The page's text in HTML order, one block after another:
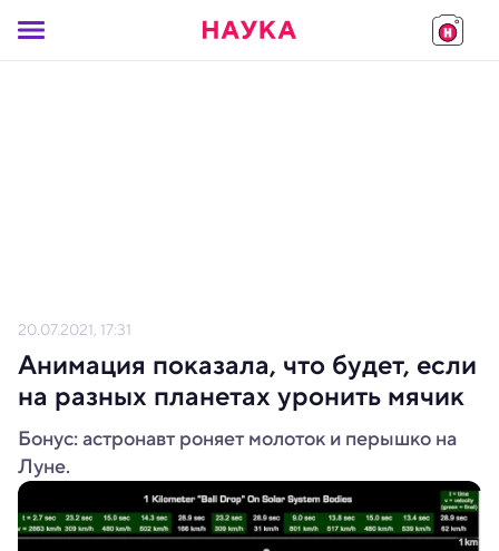
20.07.2021, 17:31
Анимация показала, что будет, если
на разных планетах уронить мячик
Бонус: астронавт роняет молоток и перышко на
Луне.